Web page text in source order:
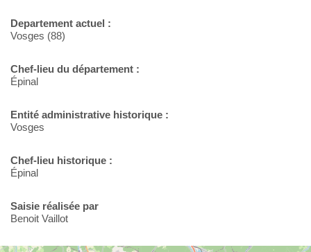
Departement actuel :
Vosges (88)
Chef-lieu du département :
Épinal
Entité administrative historique :
Vosges
Chef-lieu historique :
Épinal
Saisie réalisée par
Benoit Vaillot